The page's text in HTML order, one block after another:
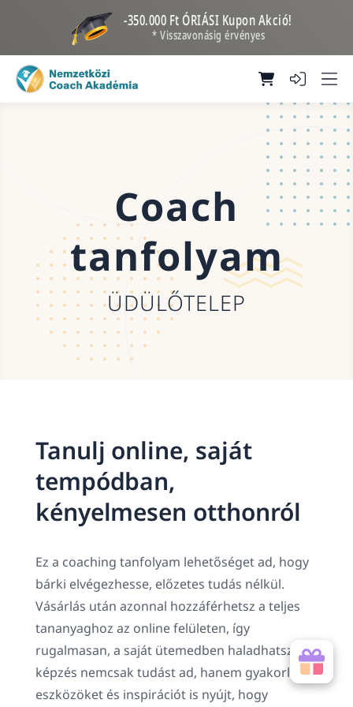
-350.000 Ft ÓRIÁSI Kupon Akció!
* Visszavonásig érvényes
Coach
tanfolyam
ÜDÜLŐTELEP
Tanulj online, saját
tempódban,
kényelmesen otthonról
Ez a coaching tanfolyam lehetőséget ad, hogy
bárki elvégezhesse, előzetes tudás nélkül.
Vásárlás után azonnal hozzáférhetsz a teljes
tananyaghoz az online felületen, így
rugalmasan, a saját ütemedben haladhatsz. A
képzés nemcsak tudást ad, hanem gyakorlati
eszközöket és inspirációt is nyújt, hogy